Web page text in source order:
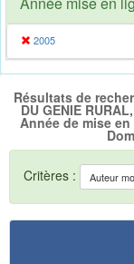
2005
Résultats de
DU GENIE
Année de mise en
Critères :